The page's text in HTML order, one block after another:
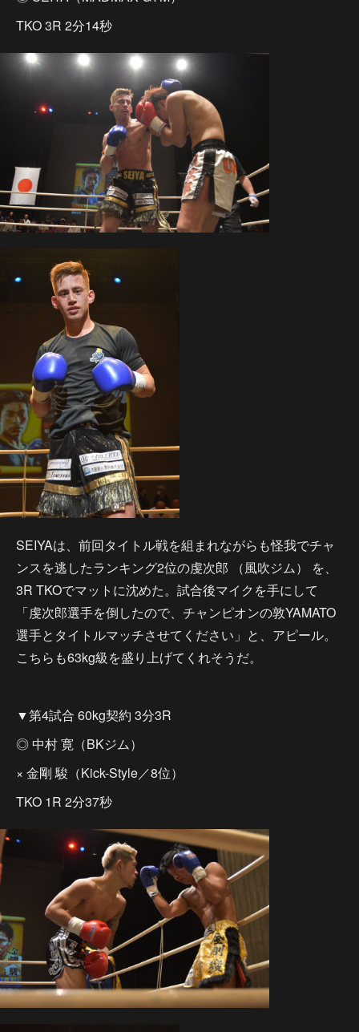
TKO 3R 2分14秒
SEIYAは、前回タイトル戦を組まれながらも怪我でチャ
ンスを逃したランキング2位の虔次郎 （風吹ジム） を、
3R TKOでマットに沈めた。試合後マイクを手にして
「虔次郎選手を倒したので、チャンピオンの敦YAMATO
選手とタイトルマッチさせてください」と、アピール。
こちらも63kg級を盛り上げてくれそうだ。
▼第4試合 60kg契約 3分3R
◎ 中村 寛（BKジム）
× 金剛 駿（Kick-Style／8位）
TKO 1R 2分37秒